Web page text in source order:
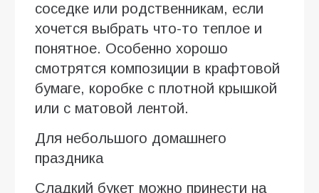
соседке или родственникам, если
хочется выбрать что-то теплое и
понятное. Особенно хорошо
смотрятся композиции в крафтовой
бумаге, коробке с плотной крышкой
или с матовой лентой.
Для небольшого домашнего
праздника
Сладкий букет можно принести на